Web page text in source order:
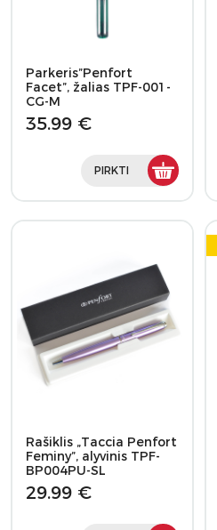
Parkeris”Penfort
Facet”, žalias TPF-001-
CG-M
35.99 €
PIRKTI
Rašiklis „Taccia Penfort
Feminy”, alyvinis TPF-
BP004PU-SL
29.99 €